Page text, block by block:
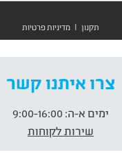
תקנון | מדיניות פרטיות
צרו איתנו קשר
ימים א-ה:
שירות לקוחות